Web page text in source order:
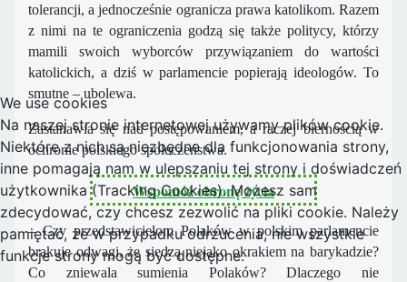
tolerancji, a jednocześnie ogranicza prawa katolikom. Razem
z nimi na te ograniczenia godzą się także politycy, którzy
mamili swoich wyborców przywiązaniem do wartości
katolickich, a dziś w parlamencie popierają ideologów. To
smutne – ubolewa.
Zastanawia się nad postępowaniem, a raczej biernością w
ochronie polskiego społeczeństwa.
Wspomóż obronę życia
– Czy przedstawicielom Polaków w polskim parlamencie
brakuje odwagi, że siedzą niejako okrakiem na barykadzie?
Co zniewala sumienia Polaków? Dlaczego nie
We use cookies
Na naszej stronie internetowej używamy plików cookie.
Niektóre z nich są niezbędne dla funkcjonowania strony,
inne pomagają nam w ulepszaniu tej strony i doświadczeń
użytkownika (Tracking Cookies). Możesz sam
zdecydować, czy chcesz zezwolić na pliki cookie. Należy
pamiętać, że w przypadku odrzucenia, nie wszystkie
funkcje strony mogą być dostępne.